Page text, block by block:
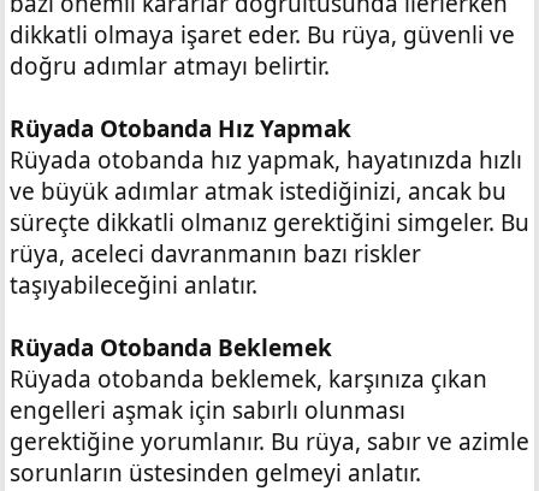
dikkatli olmaya işaret eder. Bu rüya, güvenli ve
doğru adımlar atmayı belirtir.
Rüyada Otobanda Hız Yapmak
Rüyada otobanda hız yapmak, hayatınızda hızlı
ve büyük adımlar atmak istediğinizi, ancak bu
süreçte dikkatli olmanız gerektiğini simgeler. Bu
rüya, aceleci davranmanın bazı riskler
taşıyabileceğini anlatır.
Rüyada Otobanda Beklemek
Rüyada otobanda beklemek, karşınıza çıkan
engelleri aşmak için sabırlı olunması
gerektiğine yorumlanır. Bu rüya, sabır ve azimle
sorunların üstesinden gelmeyi anlatır.